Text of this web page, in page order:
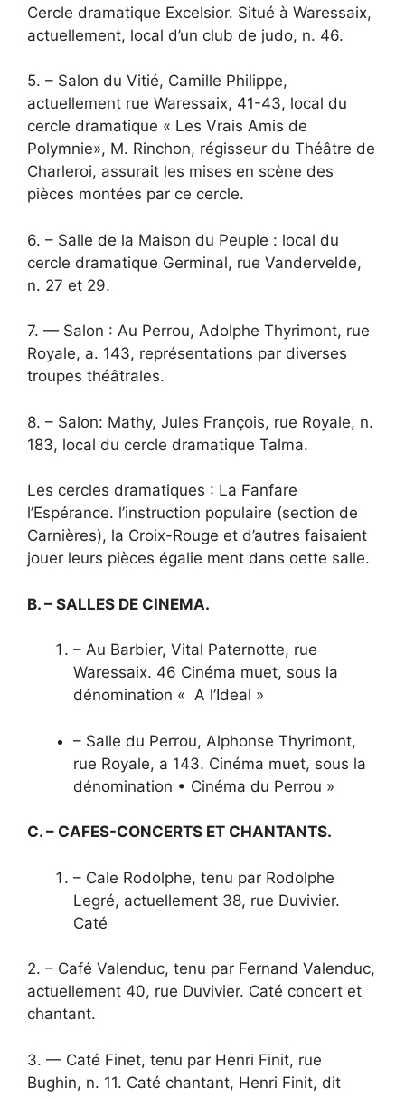
Cercle dramatique Excelsior. Situé à Waressaix,
actuellement, local d’un club de judo, n. 46.
5. – Salon du Vitié, Camille Philippe,
actuellement rue Waressaix, 41-43, local du
cercle dramatique « Les Vrais Amis de
Polymnie», M. Rinchon, régisseur du Théâtre de
Charleroi, assurait les mises en scène des
pièces montées par ce cercle.
6. – Salle de la Maison du Peuple : local du
cercle dramatique Germinal, rue Vandervelde,
n. 27 et 29.
7. — Salon : Au Perrou, Adolphe Thyrimont, rue
Royale, a. 143, représentations par diverses
troupes théâtrales.
8. – Salon: Mathy, Jules François, rue Royale, n.
183, local du cercle dramatique Talma.
Les cercles dramatiques : La Fanfare
l’Espérance. l’instruction populaire (section de
Carnières), la Croix-Rouge et d’autres faisaient
jouer leurs pièces égalie ment dans oette salle.
B. – SALLES DE CINEMA.
– Au Barbier, Vital Paternotte, rue
Waressaix. 46 Cinéma muet, sous la
dénomination « A l’Ideal »
– Salle du Perrou, Alphonse Thyrimont,
rue Royale, a 143. Cinéma muet, sous la
dénomination • Cinéma du Perrou »
C. – CAFES-CONCERTS ET CHANTANTS.
– Cale Rodolphe, tenu par Rodolphe
Legré, actuellement 38, rue Duvivier.
Caté
2. – Café Valenduc, tenu par Fernand Valenduc,
actuellement 40, rue Duvivier. Caté concert et
chantant.
3. — Caté Finet, tenu par Henri Finit, rue
Bughin, n. 11. Caté chantant, Henri Finit, dit